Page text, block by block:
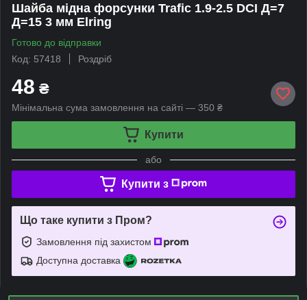
Шайба мідна форсунки Trafic 1.9-2.5 DCI Д=7
Д=15 3 мм Elring
Готово до відправки
Код: 57418
Роздріб
48 ₴
Мінімальна сума замовлення на сайті — 350 ₴
Купити
або
Купити з
Що таке купити з Пром?
Замовлення під захистом
Доступна доставка